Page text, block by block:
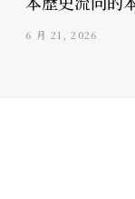
6 月 21, 2026